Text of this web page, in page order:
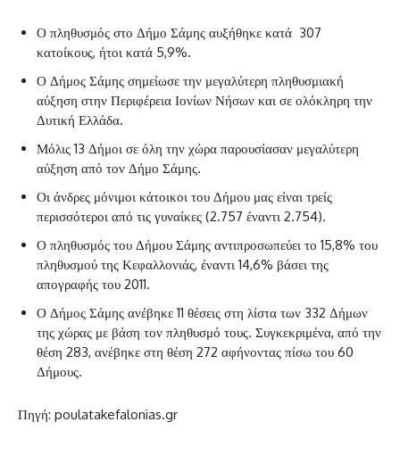
‌Ο πληθυσμός στο Δήμο Σάμης αυξήθηκε κατά 307
κατοίκους, ήτοι κατά 5,9%.
‌Ο Δήμος Σάμης σημείωσε την μεγαλύτερη πληθυσμιακή
αύξηση στην Περιφέρεια Ιονίων Νήσων και σε ολόκληρη την
Δυτική Ελλάδα.
‌Μόλις 13 Δήμοι σε όλη την χώρα παρουσίασαν μεγαλύτερη
αύξηση από τον Δήμο Σάμης.
‌Οι άνδρες μόνιμοι κάτοικοι του Δήμου μας είναι τρείς
περισσότεροι από τις γυναίκες (2.757 έναντι 2.754).
‌Ο πληθυσμός του Δήμου Σάμης αντιπροσωπεύει το 15,8% του
πληθυσμού της Κεφαλλονιάς, έναντι 14,6% βάσει της
απογραφής του 2011.
Ο Δήμος Σάμης ανέβηκε 11 θέσεις στη λίστα των 332 Δήμων
της χώρας με βάση τον πληθυσμό τους. Συγκεκριμένα, από την
θέση 283, ανέβηκε στη θέση 272 αφήνοντας πίσω του 60
Δήμους.
Πηγή: poulatakefalonias.gr